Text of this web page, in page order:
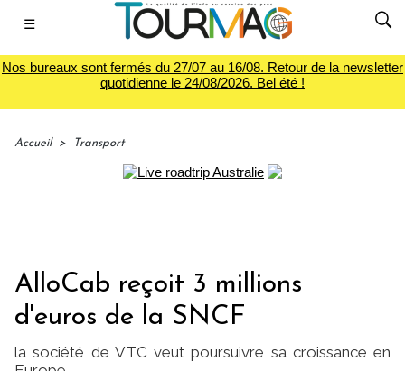
☰
Nos bureaux sont fermés du 27/07 au 16/08. Retour de la newsletter
quotidienne le 24/08/2026. Bel été !
Accueil > Transport
AlloCab reçoit 3 millions
d'euros de la SNCF
la société de VTC veut poursuivre sa croissance en